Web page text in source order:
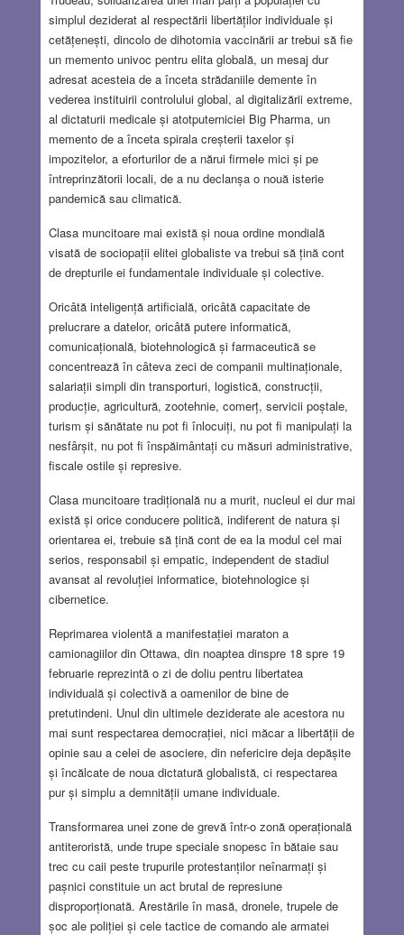
simplul deziderat al respectării libertăților individuale și
cetățenești, dincolo de dihotomia vaccinării ar trebui să fie
un memento univoc pentru elita globală, un mesaj dur
adresat acesteia de a înceta strădaniile demente în
vederea instituirii controlului global, al digitalizării extreme,
al dictaturii medicale și atotputerniciei Big Pharma, un
memento de a înceta spirala creșterii taxelor și
impozitelor, a eforturilor de a nărui firmele mici și pe
întreprinzătorii locali, de a nu declanșa o nouă isterie
pandemică sau climatică.
Clasa muncitoare mai există și noua ordine mondială
visată de sociopații elitei globaliste va trebui să țină cont
de drepturile ei fundamentale individuale și colective.
Oricâtă inteligență artificială, oricâtă capacitate de
prelucrare a datelor, oricâtă putere informatică,
comunicațională, biotehnologică și farmaceutică se
concentrează în câteva zeci de companii multinaționale,
salariații simpli din transporturi, logistică, construcții,
producție, agricultură, zootehnie, comerț, servicii poștale,
turism și sănătate nu pot fi înlocuiți, nu pot fi manipulați la
nesfârșit, nu pot fi înspăimântați cu măsuri administrative,
fiscale ostile și represive.
Clasa muncitoare tradițională nu a murit, nucleul ei dur mai
există și orice conducere politică, indiferent de natura și
orientarea ei, trebuie să țină cont de ea la modul cel mai
serios, responsabil și empatic, independent de stadiul
avansat al revoluției informatice, biotehnologice și
cibernetice.
Reprimarea violentă a manifestației maraton a
camionagiilor din Ottawa, din noaptea dinspre 18 spre 19
februarie reprezintă o zi de doliu pentru libertatea
individuală și colectivă a oamenilor de bine de
pretutindeni. Unul din ultimele deziderate ale acestora nu
mai sunt respectarea democrației, nici măcar a libertății de
opinie sau a celei de asociere, din nefericire deja depășite
și încălcate de noua dictatură globalistă, ci respectarea
pur și simplu a demnității umane individuale.
Transformarea unei zone de grevă într-o zonă operațională
antiteroristă, unde trupe speciale snopesc în bătaie sau
trec cu caii peste trupurile protestanților neînarmați și
pașnici constituie un act brutal de represiune
disproporționată. Arestările în masă, dronele, trupele de
șoc ale poliției și cele tactice de comando ale armatei